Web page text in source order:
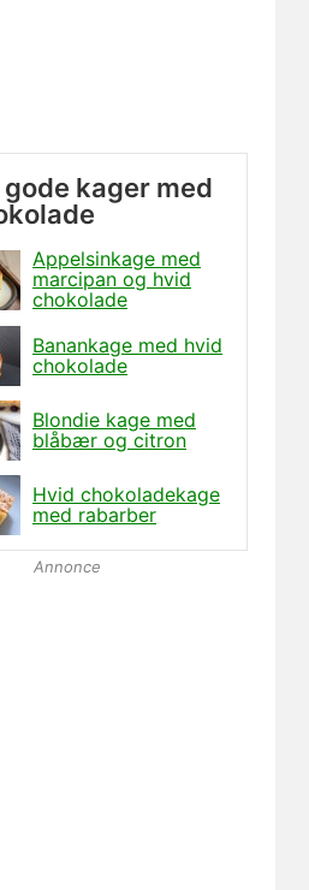
kager med
Appelsinkage med
marcipan og hvid
chokolade
Banankage med hvid
chokolade
Blondie kage med
blåbær og citron
Hvid chokoladekage
med rabarber
Annonce